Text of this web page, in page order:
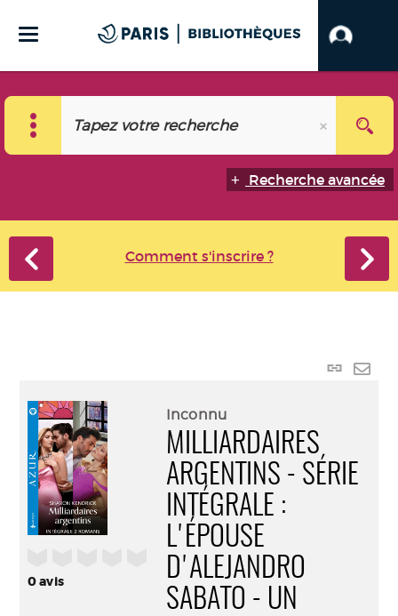
Recherche avancée
Comment s'inscrire ?
Lien
0avis
Inconnu
MILLIARDAIRES
ARGENTINS - SÉRIE
INTÉGRALE :
L'ÉPOUSE
D'ALEJANDRO
SABATO - UN